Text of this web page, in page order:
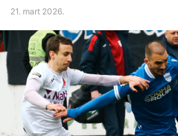
21. mart 2026.